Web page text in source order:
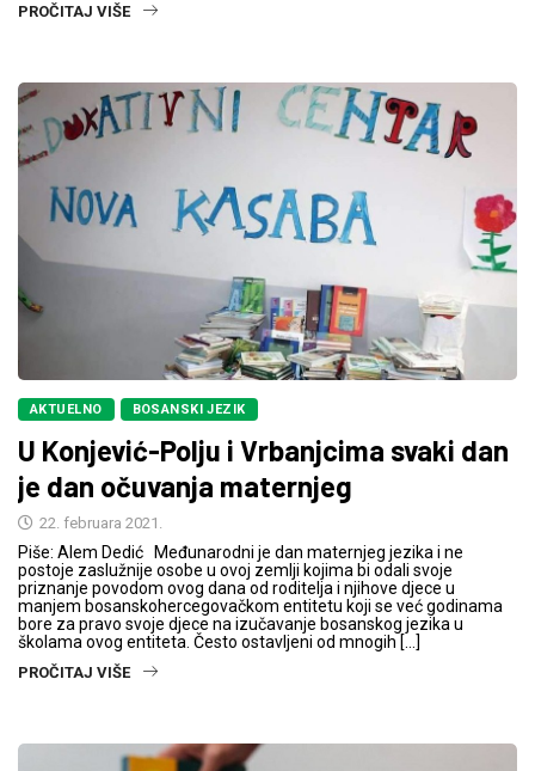
PROČITAJ VIŠE
AKTUELNO BOSANSKI JEZIK
U Konjević-Polju i Vrbanjcima svaki dan
je dan očuvanja maternjeg
22. februara 2021.
Piše: Alem Dedić Međunarodni je dan maternjeg jezika i ne
postoje zaslužnije osobe u ovoj zemlji kojima bi odali svoje
priznanje povodom ovog dana od roditelja i njihove djece u
manjem bosanskohercegovačkom entitetu koji se već godinama
bore za pravo svoje djece na izučavanje bosanskog jezika u
školama ovog entiteta. Često ostavljeni od mnogih […]
PROČITAJ VIŠE